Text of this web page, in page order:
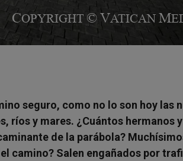
seguro, como no lo son hoy las
ríos y mares. ¿Cuántos hermanos
de la parábola?
camino? Salen engañados por